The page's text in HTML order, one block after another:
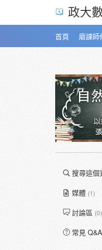
政大
首頁 磨課師
搜尋這個
媒體 (1)
討論區 (0)
常見 Q&A